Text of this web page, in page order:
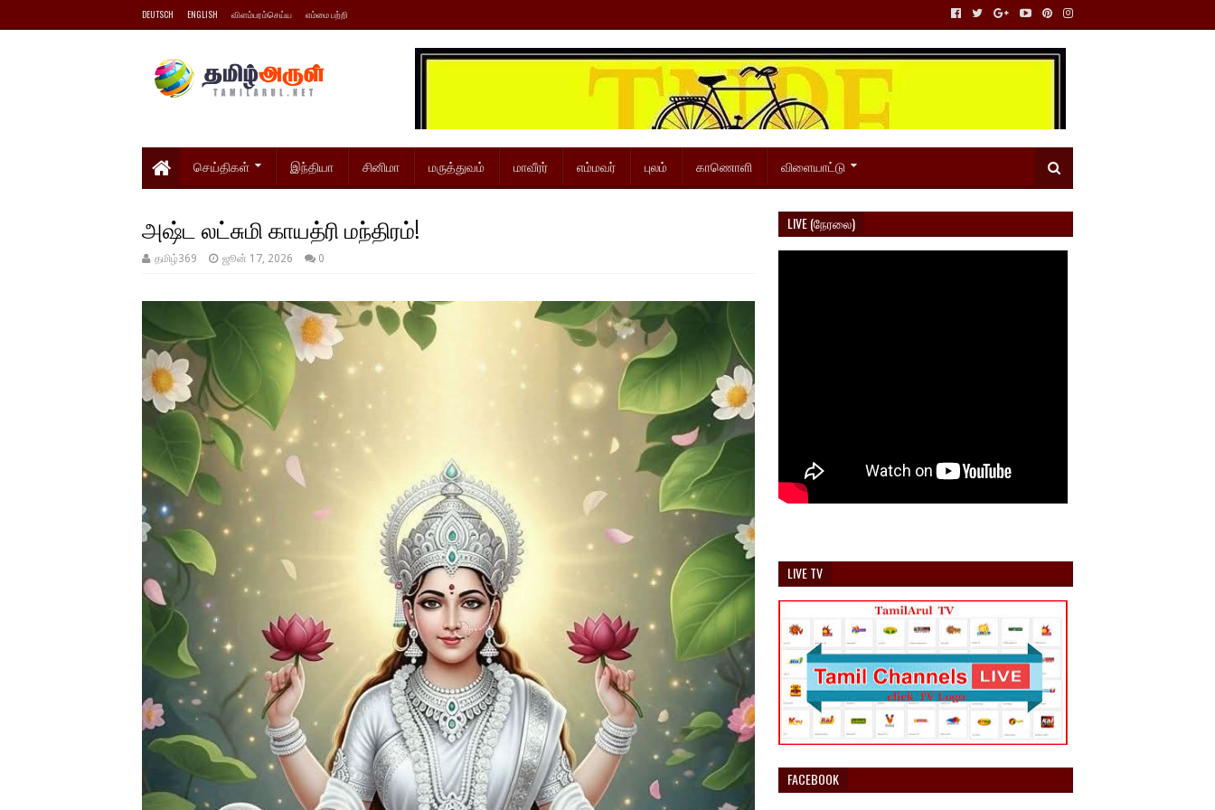
DEUTSCH ENGLISH விளம்பரம்செய்ய எம்மை பற்றி
செய்திகள் இந்தியா சினிமா மருத்துவம் மாவீரர் எம்மவர் புலம் காணொளி விளையாட்டு
அஷ்ட லட்சுமி காயத்ரி மந்திரம்!
தமிழ்369 ஜூன் 17, 2026 0
LIVE (நேரலை)
LIVE TV
FACEBOOK